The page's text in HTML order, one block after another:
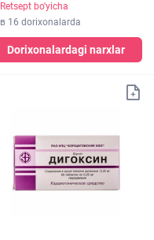
Retsept bo'yicha
в 16 dorixonalarda
Dorixonalardagi narxlar